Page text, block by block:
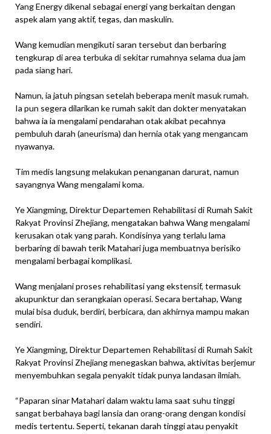
Yang Energy dikenal sebagai energi yang berkaitan dengan
aspek alam yang aktif, tegas, dan maskulin.
Wang kemudian mengikuti saran tersebut dan berbaring
tengkurap di area terbuka di sekitar rumahnya selama dua jam
pada siang hari.
Namun, ia jatuh pingsan setelah beberapa menit masuk rumah.
Ia pun segera dilarikan ke rumah sakit dan dokter menyatakan
bahwa ia ia mengalami pendarahan otak akibat pecahnya
pembuluh darah (aneurisma) dan hernia otak yang mengancam
nyawanya.
Tim medis langsung melakukan penanganan darurat, namun
sayangnya Wang mengalami koma.
Ye Xiangming, Direktur Departemen Rehabilitasi di Rumah Sakit
Rakyat Provinsi Zhejiang, mengatakan bahwa Wang mengalami
kerusakan otak yang parah. Kondisinya yang terlalu lama
berbaring di bawah terik Matahari juga membuatnya berisiko
mengalami berbagai komplikasi.
Wang menjalani proses rehabilitasi yang ekstensif, termasuk
akupunktur dan serangkaian operasi. Secara bertahap, Wang
mulai bisa duduk, berdiri, berbicara, dan akhirnya mampu makan
sendiri.
Ye Xiangming, Direktur Departemen Rehabilitasi di Rumah Sakit
Rakyat Provinsi Zhejiang menegaskan bahwa, aktivitas berjemur
menyembuhkan segala penyakit tidak punya landasan ilmiah.
“Paparan sinar Matahari dalam waktu lama saat suhu tinggi
sangat berbahaya bagi lansia dan orang-orang dengan kondisi
medis tertentu. Seperti, tekanan darah tinggi atau penyakit